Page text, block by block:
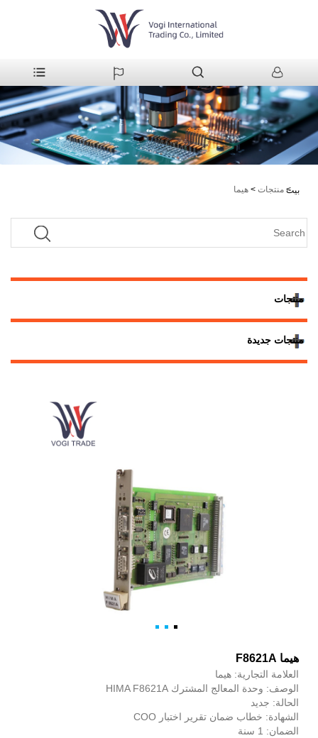
بيت
> منتجات > هيما
منتجات
منتجات جديدة
هيما F8621A
العلامة التجارية: هيما
الوصف: وحدة المعالج المشترك HIMA F8621A
الحالة: جديد
الشهادة: خطاب ضمان تقرير اختبار COO
الضمان: 1 سنة